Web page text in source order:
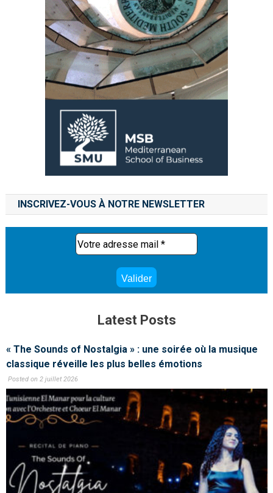
INSCRIVEZ-VOUS À NOTRE NEWSLETTER
Latest Posts
« The Sounds of Nostalgia » : une soirée où la musique
classique réveille les plus belles émotions
Posted on 2 juillet 2026